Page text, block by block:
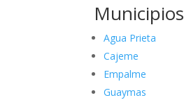
Municipios
Agua Prieta
Cajeme
Empalme
Guaymas